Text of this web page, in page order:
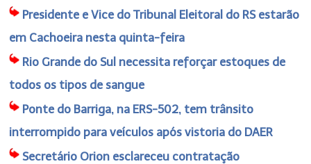
Presidente e Vice do Tribunal Eleitoral do RS estarão
em Cachoeira nesta quinta-feira
Rio Grande do Sul necessita reforçar estoques de
todos os tipos de sangue
Ponte do Barriga, na ERS-502, tem trânsito
interrompido para veículos após vistoria do DAER
Secretário Orion esclareceu contratação